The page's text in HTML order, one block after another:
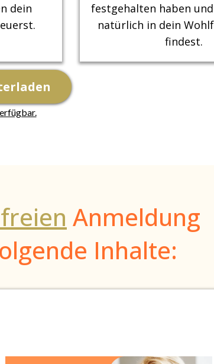
dein
festgehalten haben
natürlich in dein
findest.
Anmeldung
Inhalte: